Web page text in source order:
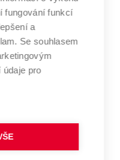
učení
technické
Brně
fungování funkcí
a
Se souhlasem
údaje pro